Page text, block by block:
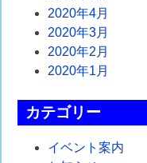
2020年4月
2020年3月
2020年2月
2020年1月
カテゴリー
イベント案内